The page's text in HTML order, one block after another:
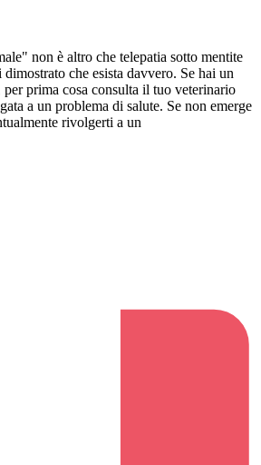
non è altro che telepatia sotto mentite
che esista davvero. Se hai un
per prima cosa consulta il tuo veterinario
a un problema di salute. Se non emerge
rivolgerti a un